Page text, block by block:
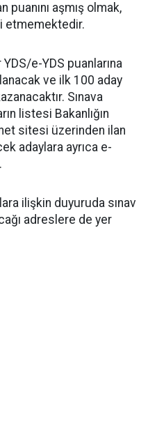
puanını aşmış olmak,
etmemektedir.
e-YDS puanlarına
ve ilk 100 aday
Sınava
listesi Bakanlığın
sitesi üzerinden ilan
adaylara ayrıca e-
ilişkin duyuruda sınav
adreslere de yer